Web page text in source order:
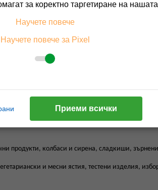
фоайето на хотела, в непосредствена близост до
парна баня и джакузи. Капацитетът на
рефлексотерапия или ароматерапия (при
продукти, колбаси и сирена, сладкиши,
и месни ястия, тестени изделия,
за коректно таргетиране на
Научете повече
Научете повече за Pixel
Приеми всички